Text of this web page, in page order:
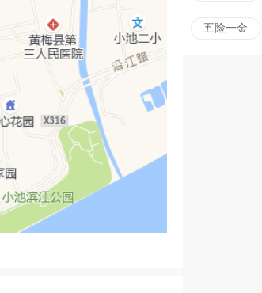
五险一金